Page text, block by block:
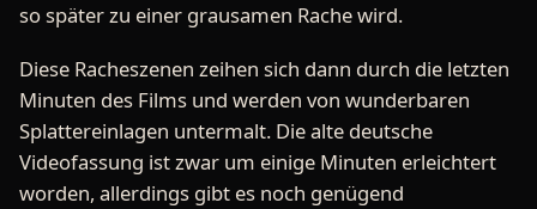
so später zu einer grausamen Rache wird.
Diese Racheszenen zeihen sich dann durch die letzten
Minuten des Films und werden von wunderbaren
Splattereinlagen untermalt. Die alte deutsche
Videofassung ist zwar um einige Minuten erleichtert
worden, allerdings gibt es noch genügend